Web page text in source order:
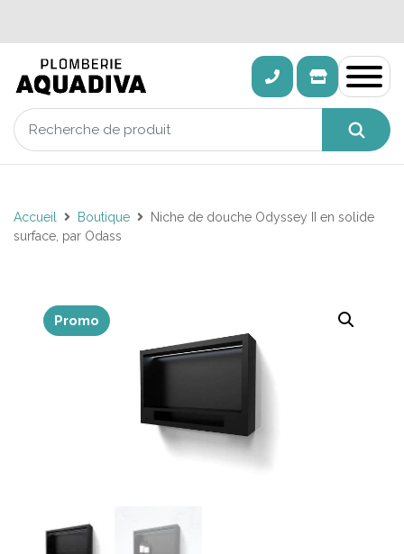
Accueil Boutique
Niche de douche Odyssey II en solide
surface, par Odass
Promo